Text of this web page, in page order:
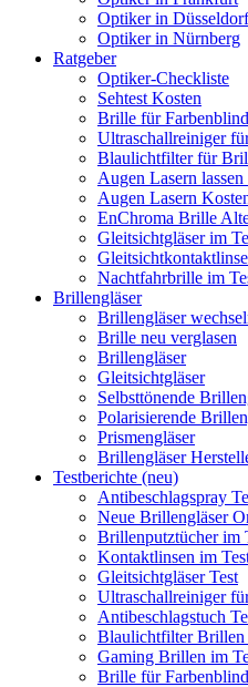
Optiker in Düsseldorf
Optiker in Nürnberg
Ratgeber
Optiker-Checkliste
Sehtest Kosten
Brille für
Ultraschallreiniger
Blaulichtfilter für
Augen Lasern
Augen Lasern
EnChroma Brille
Gleitsichtgläser im
Nachtfahrbrille im
Brillengläser
Brillengläser
Brille neu verglasen
Brillengläser
Gleitsichtgläser
Selbsttönende
Polarisierende
Prismengläser
Brillengläser
Testberichte (neu)
Antibeschlagspray
Neue Brillengläser
Brillenputztücher im
Kontaktlinsen im
Gleitsichtgläser Test
Ultraschallreiniger
Antibeschlagstuch
Blaulichtfilter Brillen
Gaming Brillen im
Brille für